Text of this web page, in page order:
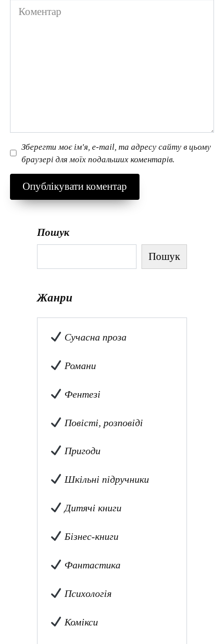
Коментар
Зберегти моє ім'я, e-mail, та адресу сайту в цьому
браузері для моїх подальших коментарів.
Пошук
Пошук
Жанри
Сучасна проза
Романи
Фентезі
Повісті, розповіді
Пригоди
Шкільні підручники
Дитячі книги
Бізнес-книги
Фантастика
Психологія
Комікси